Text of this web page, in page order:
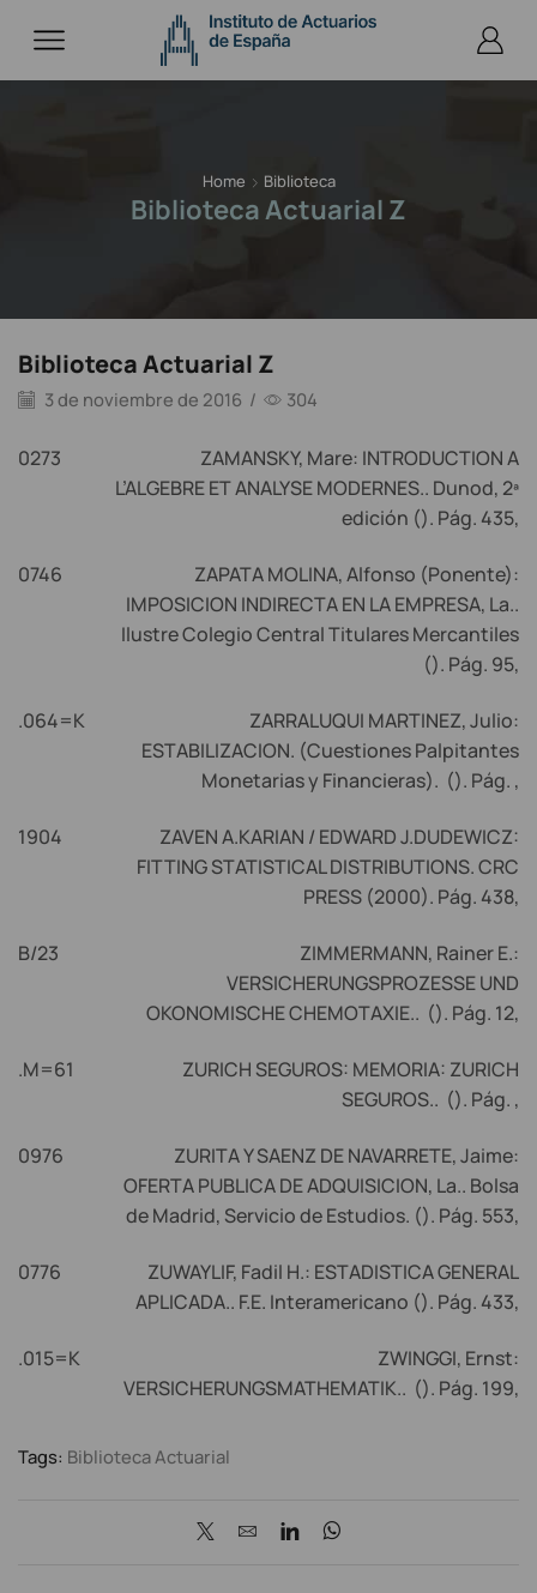
Home Biblioteca
Biblioteca Actuarial Z
Biblioteca Actuarial Z
3 de noviembre de 2016 / 304
0273
ZAMANSKY, Mare: INTRODUCTION A
L’ALGEBRE ET ANALYSE MODERNES.. Dunod, 2ª
edición (). Pág. 435,
0746
ZAPATA MOLINA, Alfonso (Ponente):
IMPOSICION INDIRECTA EN LA EMPRESA, La..
Ilustre Colegio Central Titulares Mercantiles
(). Pág. 95,
.064=K
ZARRALUQUI MARTINEZ, Julio:
ESTABILIZACION. (Cuestiones Palpitantes
Monetarias y Financieras). (). Pág. ,
1904
ZAVEN A.KARIAN / EDWARD J.DUDEWICZ:
FITTING STATISTICAL DISTRIBUTIONS. CRC
PRESS (2000). Pág. 438,
B/23
ZIMMERMANN, Rainer E.:
VERSICHERUNGSPROZESSE UND
OKONOMISCHE CHEMOTAXIE.. (). Pág. 12,
.M=61
ZURICH SEGUROS: MEMORIA: ZURICH
SEGUROS.. (). Pág. ,
0976
ZURITA Y SAENZ DE NAVARRETE, Jaime:
OFERTA PUBLICA DE ADQUISICION, La.. Bolsa
de Madrid, Servicio de Estudios. (). Pág. 553,
0776
ZUWAYLIF, Fadil H.: ESTADISTICA GENERAL
APLICADA.. F.E. Interamericano (). Pág. 433,
.015=K
ZWINGGI, Ernst:
VERSICHERUNGSMATHEMATIK.. (). Pág. 199,
Tags: Biblioteca Actuarial